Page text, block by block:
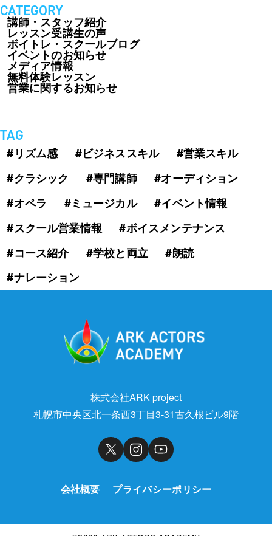
CATEGORY
講師・スタッフ紹介
レッスン受講生の声
ボイトレ・スクールブログ
イベントのお知らせ
メディア情報
無料体験レッスン
営業に関するお知らせ
TAG
#リズム感 #ビジネススキル
#営業スキル
#クラシック
#専門講師
#オーディション
#オペラ
#ミュージカル
#イベント情報
#スクール営業情報
#ボイスメンテナンス
#コース紹介
#学校と両立
#朗読
#ナレーション
株式会社ARK project
札幌市中央区北一条西3丁目3-31古久根ビル9階
会社概要 プライバシーポリシー